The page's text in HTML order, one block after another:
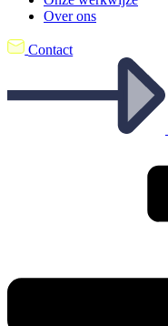
Over ons
Contact